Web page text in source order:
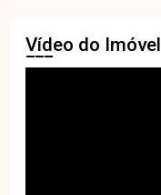
Vídeo do Imóvel